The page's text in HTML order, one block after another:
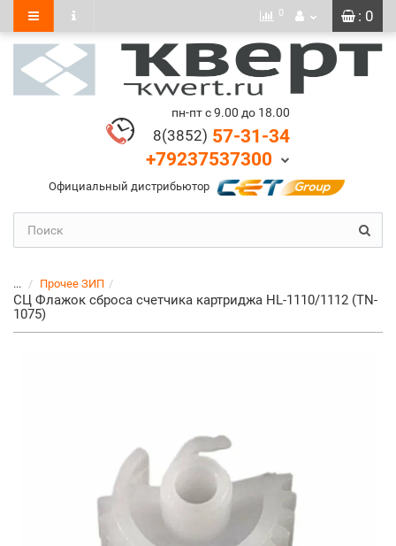
: 0
0
пн-пт с 9.00 до 18.00
8(3852) 57-31-34
+79237537300
Официальный дистрибьютор
... Прочее ЗИП
СЦ Флажок сброса счетчика картриджа HL-1110/1112 (TN-
1075)